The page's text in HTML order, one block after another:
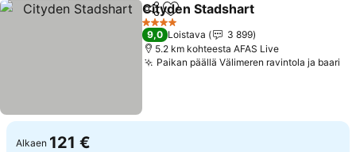
Jaa Lisää suosikkeihin
Cityden Stadshart
4 Tähtiluokitus
9,0 Loistava
3 899
5.2 km kohteesta AFAS Live
Paikan päällä Välimeren ravintola ja baari
Alkaen 121 €